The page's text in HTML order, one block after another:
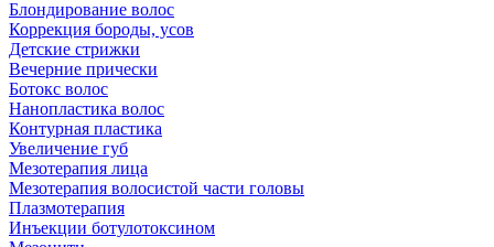
Блондирование волос
Коррекция бороды, усов
Детские стрижки
Вечерние прически
Ботокс волос
Нанопластика волос
Контурная пластика
Увеличение губ
Мезотерапия лица
Мезотерапия волосистой части головы
Плазмотерапия
Инъекции ботулотоксином